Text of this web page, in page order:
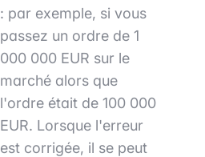
: par exemple, si vous
passez un ordre de 1
000 000 EUR sur le
marché alors que
l'ordre était de 100 000
EUR. Lorsque l'erreur
est corrigée, il se peut